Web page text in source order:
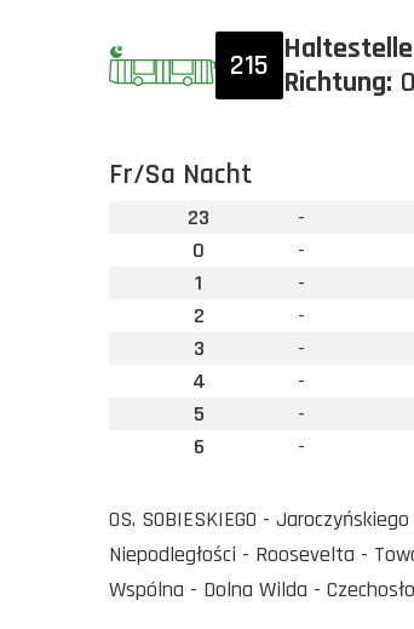
215 Richtung:
Fr/Sa Nacht
23
-
0
-
1
-
2
-
3
-
4
-
5
-
6
-
OS. SOBIESKIEGO -
Niepodległości - Roosevelta -
Wspólna - Dolna Wilda -